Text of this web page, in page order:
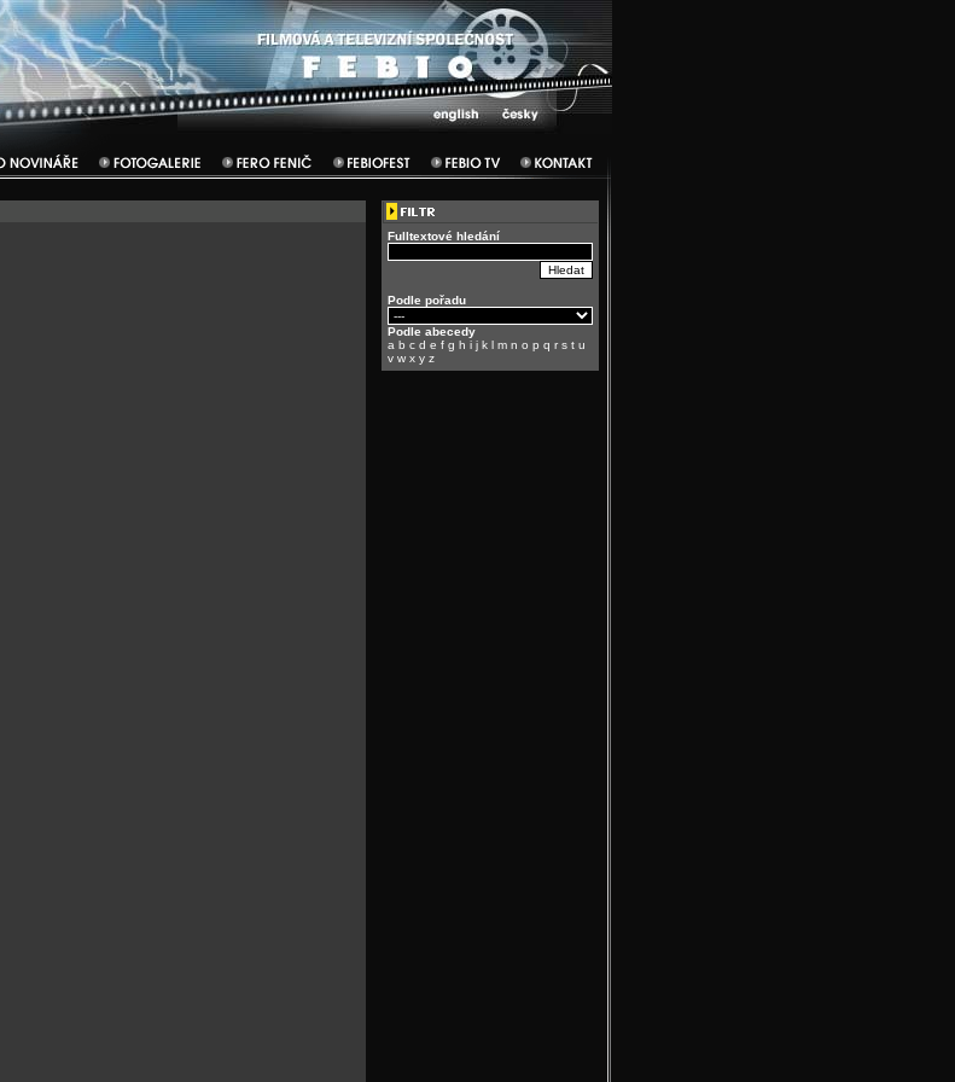
Fulltextové hledání
Podle pořadu
Podle abecedy
a b c d e f g h i j k l m n o p q r s t u
v w x y z